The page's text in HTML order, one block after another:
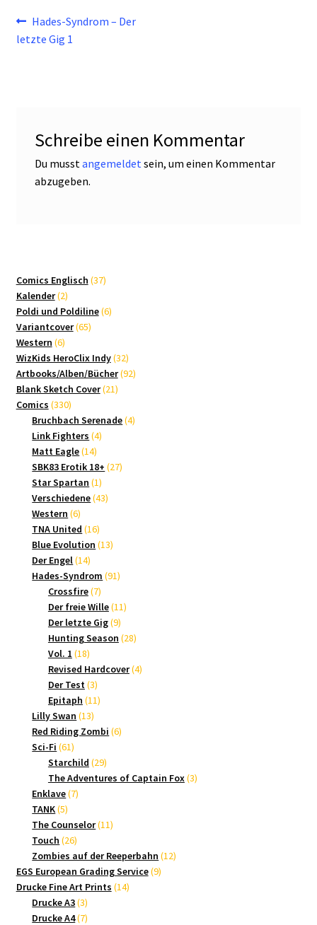
Beitragsnavigation
Vorheriger
Beitrag:
Hades-Syndrom – Der
letzte Gig 1
Schreibe einen Kommentar
Du musst angemeldet sein, um einen Kommentar
abzugeben.
Comics Englisch 3737
Kalender 22
Produkte
Poldi und Poldiline 66
Variantcover 6565
Western 66
Produkte
WizKids HeroClix Indy 3232
Produkte
Artbooks/Alben/Bücher 9292
Blank Sketch Cover 2121
Comics 330330
Produkte
Bruchbach Serenade 44
Link Fighters 44
Matt Eagle 1414
Produkte
SBK83 Erotik 18+ 2727
Star Spartan 11
Produkt
Verschiedene 4343
Western 66
Produkte
TNA United 1616
Produkte
Blue Evolution 1313
Der Engel 1414
Produkte
Hades-Syndrom 9191
Crossfire 77
Produkte
Der freie Wille 1111
Der letzte Gig 99
Produkte
Hunting Season 2828
Vol. 1 1818
Produkte
Revised Hardcover 44
Der Test 33
Produkte
Epitaph 1111
Lilly Swan 1313
Produkte
Red Riding Zombi 66
Sci-Fi 6161
Produkte
Starchild 2929
Produkte
The Adventures of Captain Fox 33
Enklave 77
TANK 55
Produkte
The Counselor 1111
Touch 2626
Produkte
Zombies auf der Reeperbahn 1212
EGS European Grading Service 99
Drucke Fine Art Prints 1414
Drucke A3 33
Produkte
Drucke A4 77